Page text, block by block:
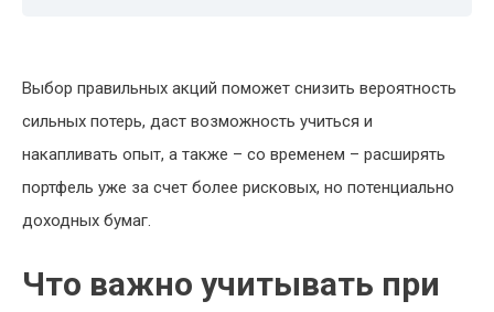
Выбор правильных акций поможет снизить вероятность
сильных потерь, даст возможность учиться и
накапливать опыт, а также – со временем – расширять
портфель уже за счет более рисковых, но потенциально
доходных бумаг.
Что важно учитывать при